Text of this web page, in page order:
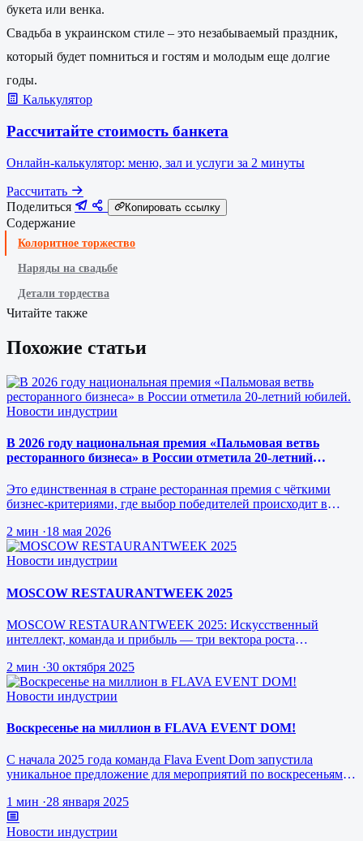
букета или венка.
Свадьба в украинском стиле – это незабываемый праздник,
который будет помниться и гостям и молодым еще долгие
годы.
Калькулятор
Рассчитайте стоимость банкета
Онлайн-калькулятор: меню, зал и услуги за 2 минуты
Рассчитать
Поделиться
Копировать ссылку
Содержание
Колоритное торжество
Наряды на свадьбе
Детали тордества
Читайте также
Похожие статьи
Новости индустрии
В 2026 году национальная премия «Пальмовая ветвь
ресторанного бизнеса» в России отметила 20-летний
Это единственная в стране ресторанная премия с чёткими
бизнес-критериями, где выбор победителей происходит в
2 мин ·18 мая 2026
Новости индустрии
MOSCOW RESTAURANTWEEK 2025
MOSCOW RESTAURANTWEEK 2025: Искусственный
интеллект, команда и прибыль — три вектора роста
2 мин ·30 октября 2025
Новости индустрии
Воскресенье на миллион в FLAVA EVENT DOM!
С начала 2025 года команда Flava Event Dom запустила
уникальное предложение для мероприятий по воскресеньям за
1 мин ·28 января 2025
Новости индустрии